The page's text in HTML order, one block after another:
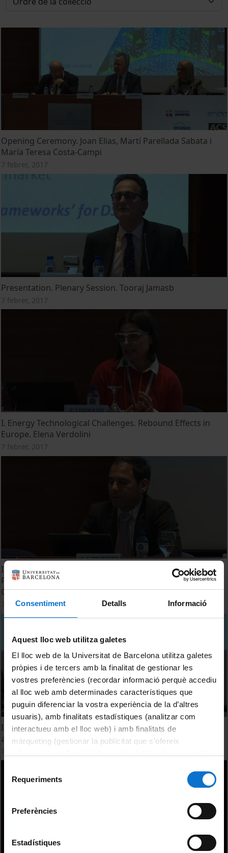
Consentiment Detalls Informació
Aquest lloc web utilitza galetes
El lloc web de la Universitat de Barcelona utilitza galetes
pròpies i de tercers amb la finalitat de gestionar les
vostres preferències (recordar informació perquè accediu
al lloc web amb determinades característiques que
puguin diferenciar la vostra experiència de la d’altres
usuaris), amb finalitats estadístiques (analitzar com
interactueu amb el lloc web) i amb finalitats de
màrqueting (gestionar la publicitat que s’ofereix
consultar laPolítica de galetes del lloc web de la
Requeriments
Preferències
Estadístiques
Opening Ceremony. Joan Elias, Martí Parellada Sabata i
María Teresa Costa-Campi
7 febrer, 2017
Presentation. Plenary Session. Tooraj Jamasb
7 febrer, 2017
I. Energy Technological Challenges. Rebound Effects in
Europe. Elena Verdolini
7 febrer, 2017
I. Energy Technological Challenges. Is Renewable Energy
Penetration Preserving Fossil Fuel Dependency? Antonio
C. Marques
7 febrer, 2017
I. Energy Technological Challenges. The economics of CCS
adoption. Olivier Massol